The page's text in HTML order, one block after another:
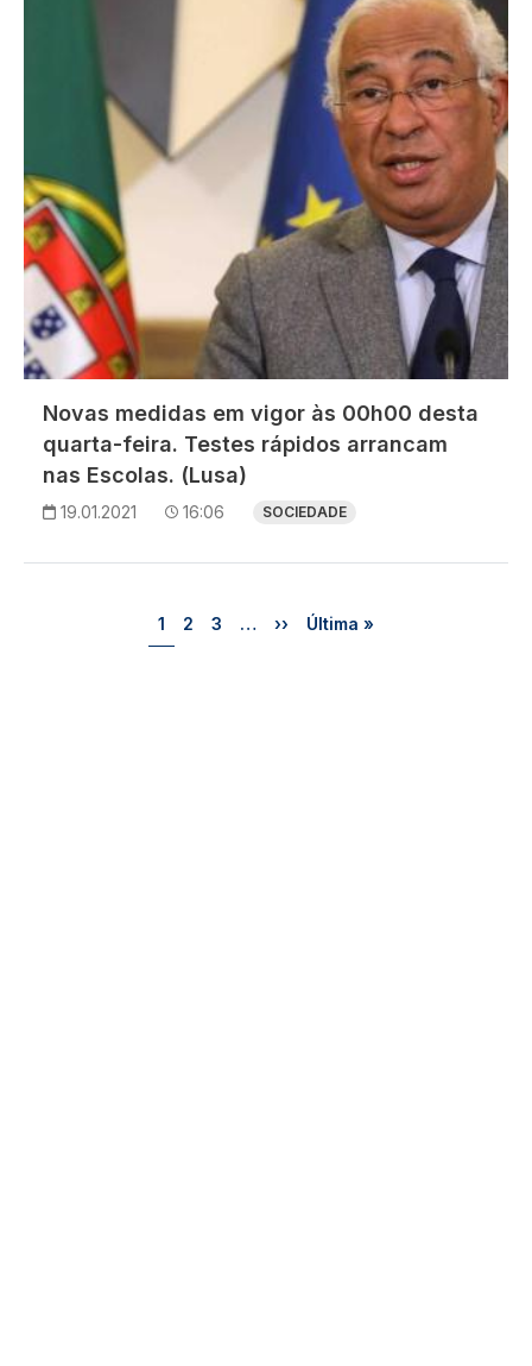
Novas medidas em vigor às 00h00 desta
quarta-feira. Testes rápidos arrancam
nas Escolas. (Lusa)
19.01.2021 16:06 SOCIEDADE
Página
1 Página
2 Página
3 … Próxima página
›› Última página
Última »